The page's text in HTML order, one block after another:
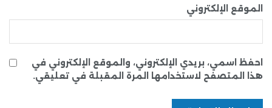
الموقع الإلكتروني
احفظ اسمي، بريدي الإلكتروني، والموقع الإلكتروني في
هذا المتصفح لاستخدامها المرة المقبلة في تعليقي.